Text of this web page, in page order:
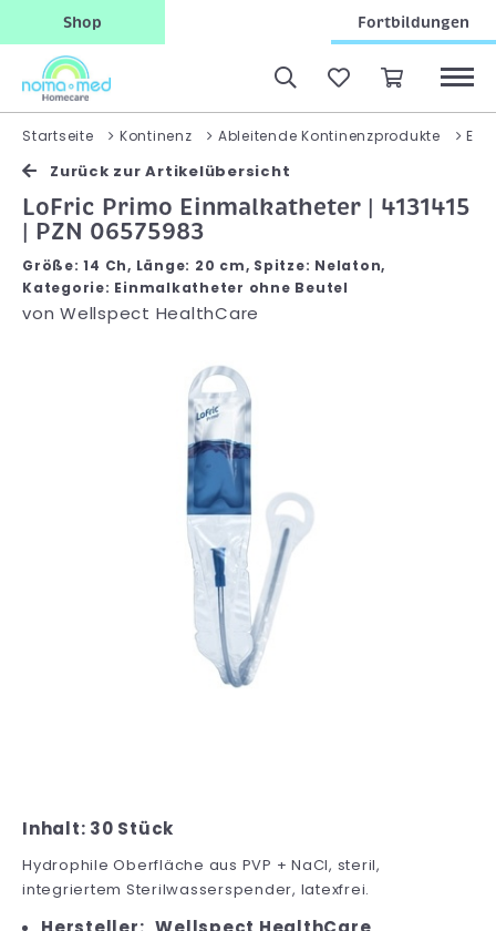
Shop Fortbildungen
Startseite Kontinenz Ableitende Kontinenzprodukte
Zurück zur Artikelübersicht
LoFric Primo Einmalkatheter | 4131415
| PZN 06575983
Größe: 14 Ch, Länge: 20 cm, Spitze: Nelaton,
Kategorie: Einmalkatheter ohne Beutel
von Wellspect HealthCare
Inhalt: 30 Stück
Hydrophile Oberfläche aus PVP + NaCl, steril,
integriertem Sterilwasserspender, latexfrei.